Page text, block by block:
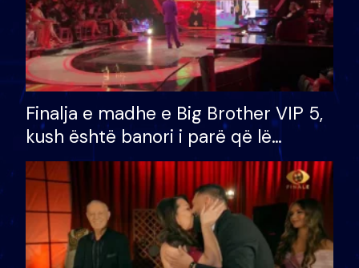
Finalja e madhe e Big Brother VIP 5,
kush është banori i parë që lë
shtëpinë dhe humb mundësinë për
të fituar çmimin e madh